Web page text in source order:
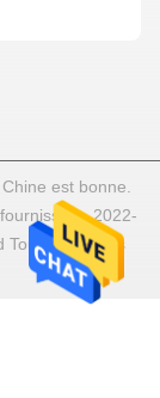
est bonne.
2022-
Tout. Les droits